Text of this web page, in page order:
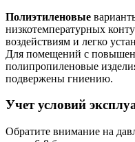
Полиэтиленовые
низкотемпературных
воздействиям и легко
Для помещений с
полипропиленовые
подвержены гниению.
Учет условий
Обратите внимание на